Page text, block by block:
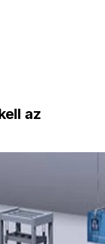
az